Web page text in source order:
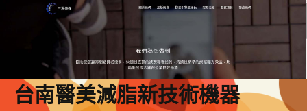
台南醫美減脂新技術機器